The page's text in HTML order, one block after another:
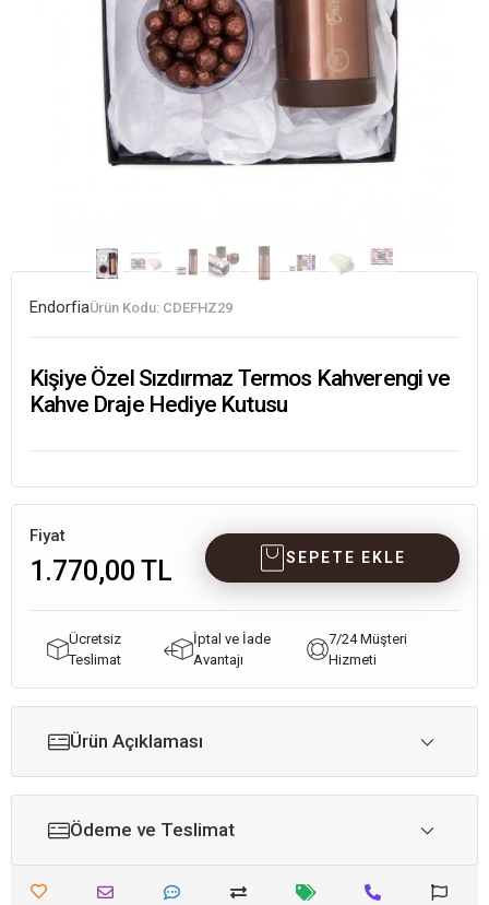
EndorfiaÜrün Kodu: CDEFHZ29
Kişiye Özel Sızdırmaz Termos Kahverengi ve
Kahve Draje Hediye Kutusu
Fiyat
1.770,00 TL SEPETE EKLE
Ücretsiz
Teslimat
İptal ve İade
Avantajı
7/24 Müşteri
Hizmeti
Ürün Açıklaması
Ödeme ve Teslimat